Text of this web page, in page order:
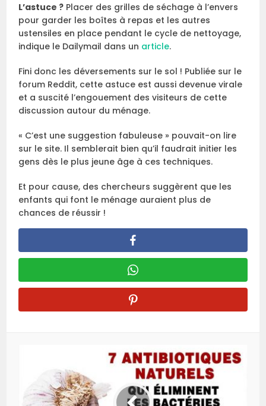
L’astuce ? Placer des grilles de séchage à l’envers
pour garder les boîtes à repas et les autres
ustensiles en place pendant le cycle de nettoyage,
indique le Dailymail dans un article.
Fini donc les déversements sur le sol ! Publiée sur le
forum Reddit, cette astuce est aussi devenue virale
et a suscité l’engouement des visiteurs de cette
discussion autour du ménage.
« C’est une suggestion fabuleuse » pouvait-on lire
sur le site. Il semblerait bien qu’il faudrait initier les
gens dès le plus jeune âge à ces techniques.
Et pour cause, des chercheurs suggèrent que les
enfants qui font le ménage auraient plus de
chances de réussir !